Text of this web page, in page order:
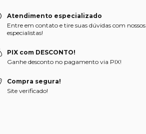
Atendimento especializado
Entre em contato e tire suas dúvidas com nossos
especialistas!
PIX com DESCONTO!
Ganhe desconto no pagamento via PIX!
Compra segura!
Site verificado!